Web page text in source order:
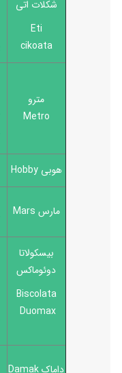
شکلات اتی
Eti
cikoata
مترو
Metro
هوبی Hobby
مارس Mars
بیسکولاتا
دوئوماکس
Biscolata
داماک Damak